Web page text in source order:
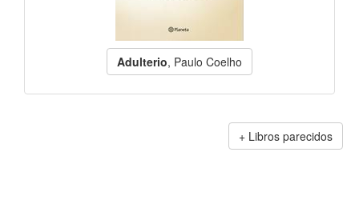
Adulterio, Paulo Coelho
Libros parecidos